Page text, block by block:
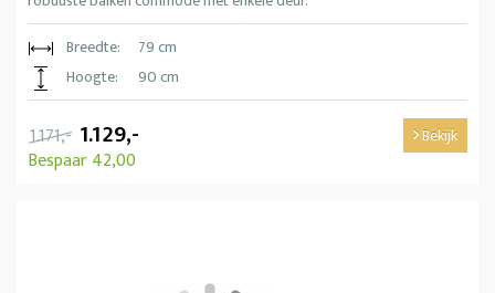
Breedte:
79 cm
Hoogte:
90 cm
1.171,- 1.129,-
Bespaar 42,00
Bekijk